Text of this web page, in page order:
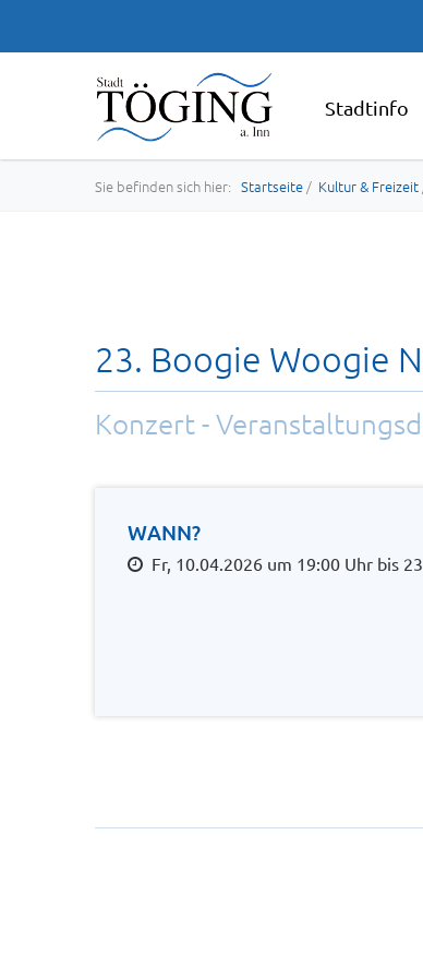
Stadtinfo
Sie befinden sich hier: Startseite/ Kultur & Freizeit
23. Boogie Woogie
Konzert -
WANN?
Fr, 10.04.2026 um 19:00 Uhr bis